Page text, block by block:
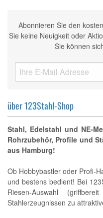
Abonnieren Sie den
Sie keine Neuigkeit oder
Sie können
über 123Stahl-Shop
Stahl, Edelstahl und NE-
Rohrzubehör, Profile und
aus Hamburg!
Ob Hobbybastler oder Profi-
und bestens bedient! Bei
Riesen-Auswahl
Stahlerzeugnissen zu